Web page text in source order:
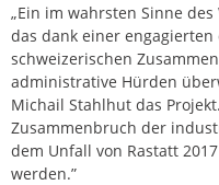
„Ein im wahrsten Sinne
das dank einer
schweizerischen
administrative Hürden
Michail Stahlhut das
Zusammenbruch der
dem Unfall von Rastatt
werden.”